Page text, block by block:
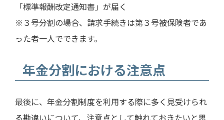
「標準報酬改定通知書」が届く
※３号分割の場合、請求手続きは第３号被保険者であ
った者一人でできます。
年金分割における注意点
最後に、年金分割制度を利用する際に多く見受けられ